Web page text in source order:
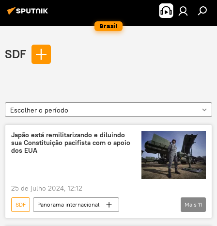
Brasil
SDF
Escolher o período
Japão está remilitarizando e diluindo
sua Constituição pacifista com o apoio
dos EUA
25 de julho 2024, 12:12
SDF
Panorama internacional
Ásia e Oceania
Mundo
Japão
Mais 11